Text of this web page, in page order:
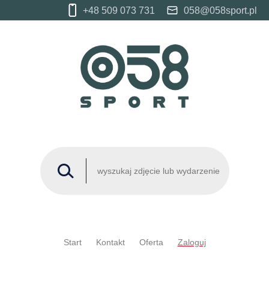
+48 509 073 731 058@058sport.pl
Start Kontakt Oferta Zaloguj